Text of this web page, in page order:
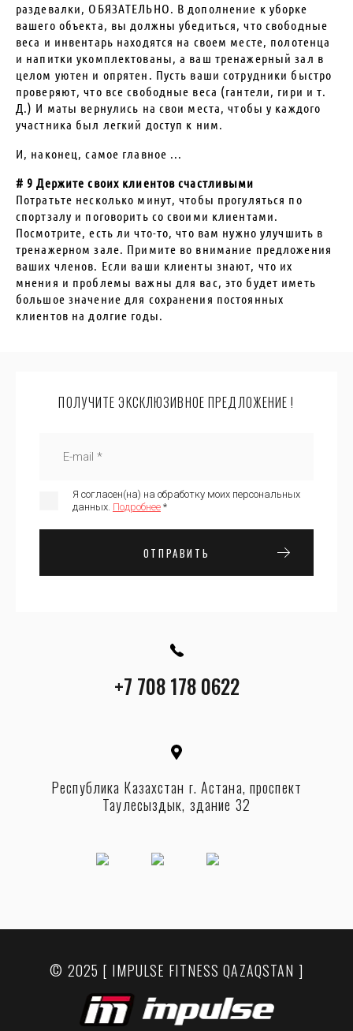
раздевалки, ОБЯЗАТЕЛЬНО. В дополнение к уборке
вашего объекта, вы должны убедиться, что свободные
веса и инвентарь находятся на своем месте, полотенца
и напитки укомплектованы, а ваш тренажерный зал в
целом уютен и опрятен. Пусть ваши сотрудники быстро
проверяют, что все свободные веса (гантели, гири и т.
Д.) И маты вернулись на свои места, чтобы у каждого
участника был легкий доступ к ним.
И, наконец, самое главное ...
# 9 Держите своих клиентов счастливыми
Потратьте несколько минут, чтобы прогуляться по
спортзалу и поговорить со своими клиентами.
Посмотрите, есть ли что-то, что вам нужно улучшить в
тренажерном зале. Примите во внимание предложения
ваших членов. Если ваши клиенты знают, что их
мнения и проблемы важны для вас, это будет иметь
большое значение для сохранения постоянных
клиентов на долгие годы.
ПОЛУЧИТЕ ЭКСКЛЮЗИВНОЕ ПРЕДЛОЖЕНИЕ !
Я согласен(на) на обработку моих персональных
данных. Подробнее *
ОТПРАВИТЬ
+7 708 178 0622
Республика Казахстан г. Астана, проспект
Таулесыздык, здание 32
© 2025 [ IMPULSE FITNESS QAZAQSTAN ]